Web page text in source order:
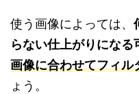
使う画像によっては、
らない仕上がりになる
画像に合わせてフィル
ょう。